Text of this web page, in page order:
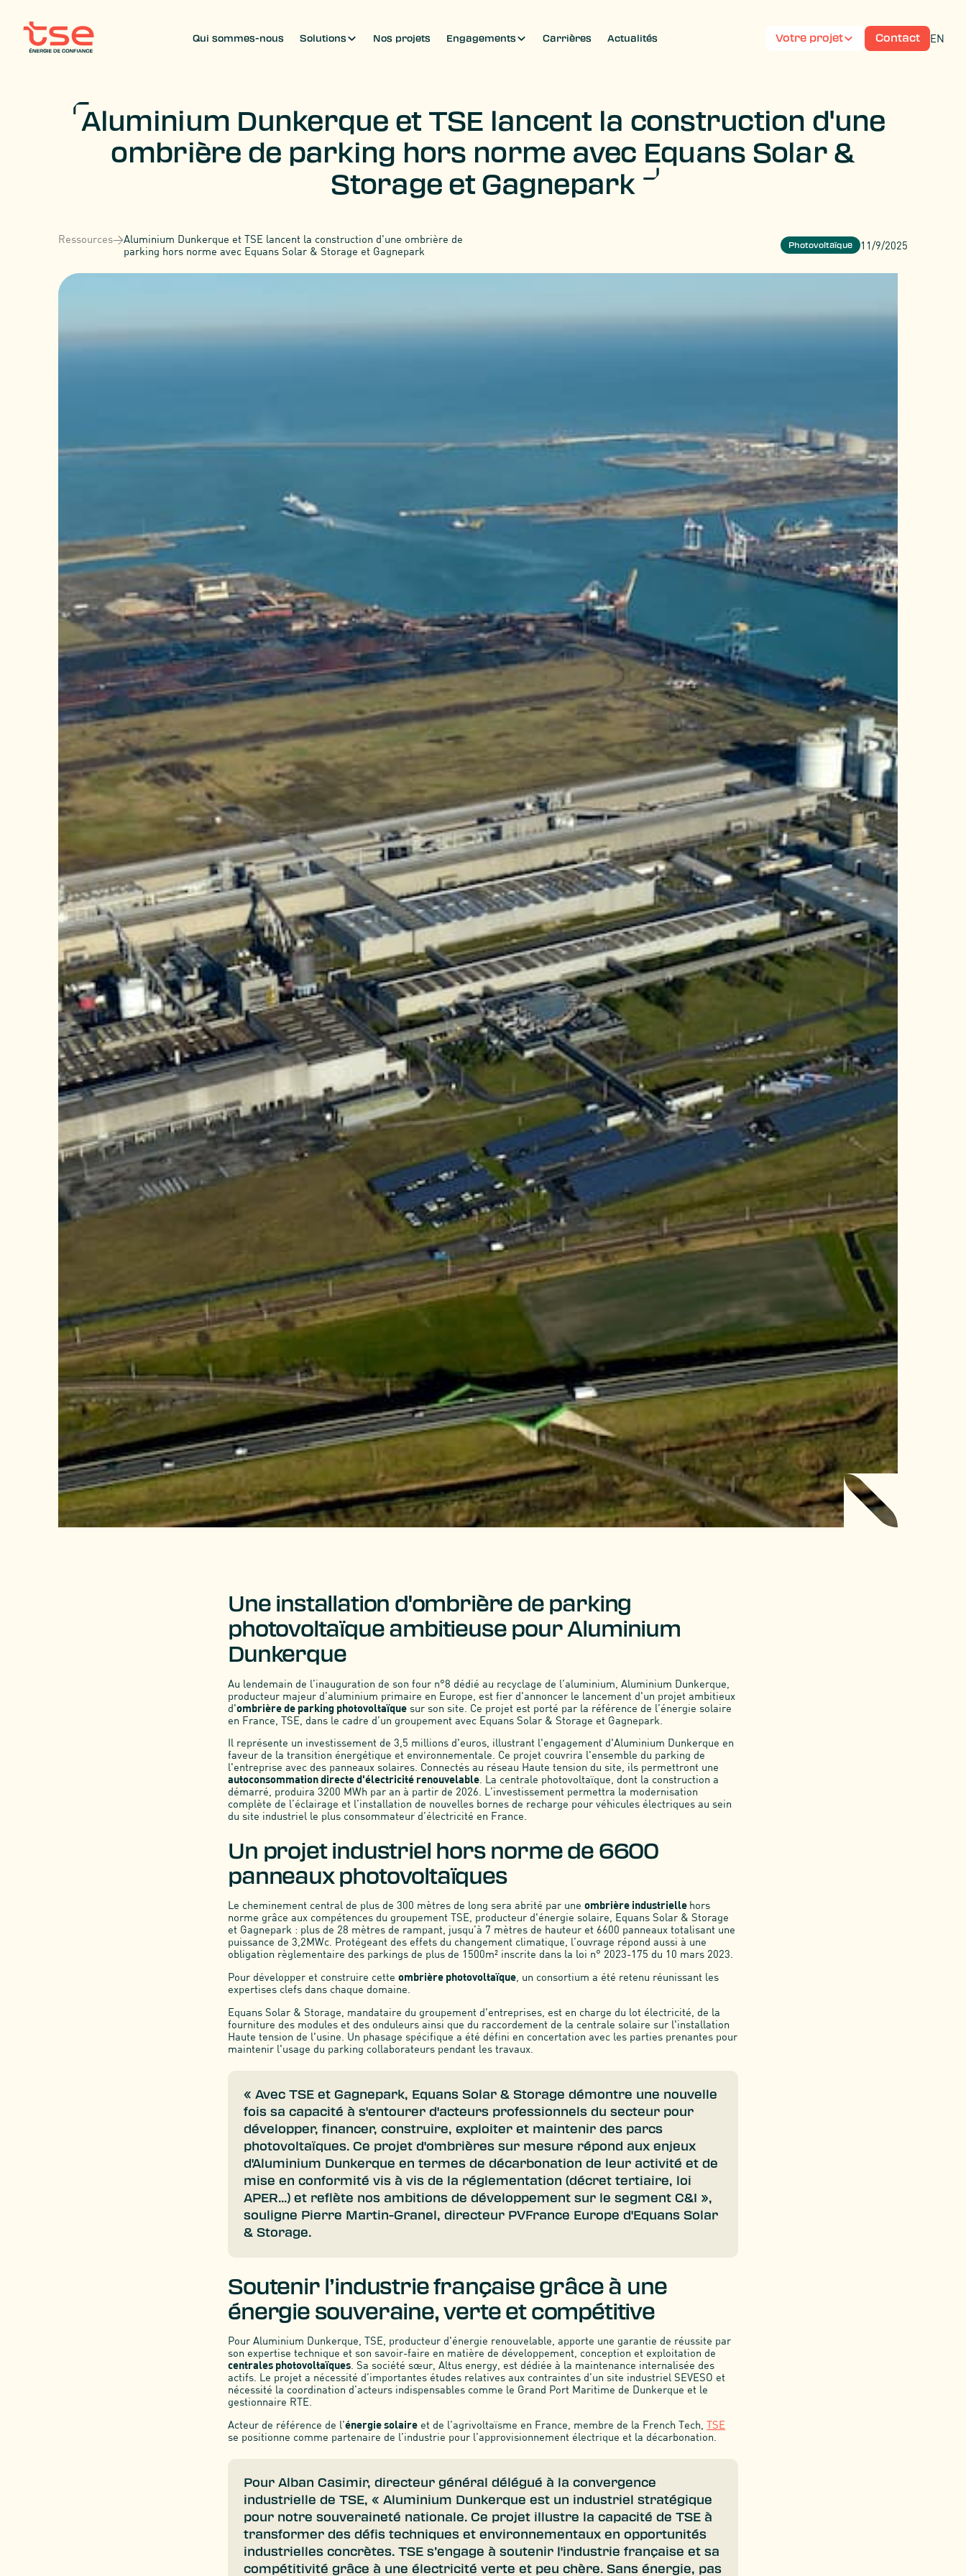
Qui sommes-nous Solutions Nos projets Engagements Carrières Actualités Votre projet Contact EN
Aluminium Dunkerque et TSE lancent la construction d'une
ombrière de parking hors norme avec Equans Solar &
Storage et Gagnepark
Ressources>Aluminium Dunkerque et TSE lancent la construction d'une ombrière de
parking hors norme avec Equans Solar & Storage et Gagnepark
Photovoltaïque 11/9/2025
Une installation d'ombrière de parking
photovoltaïque ambitieuse pour Aluminium
Dunkerque
Au lendemain de l’inauguration de son four n°8 dédié au recyclage de l’aluminium, Aluminium Dunkerque,
producteur majeur d’aluminium primaire en Europe, est fier d'annoncer le lancement d'un projet ambitieux
d'ombrière de parking photovoltaïque sur son site. Ce projet est porté par la référence de l’énergie solaire
en France, TSE, dans le cadre d’un groupement avec Equans Solar & Storage et Gagnepark.
Il représente un investissement de 3,5 millions d'euros, illustrant l'engagement d'Aluminium Dunkerque en
faveur de la transition énergétique et environnementale. Ce projet couvrira l'ensemble du parking de
l'entreprise avec des panneaux solaires. Connectés au réseau Haute tension du site, ils permettront une
autoconsommation directe d'électricité renouvelable . La centrale photovoltaïque, dont la construction a
démarré, produira 3200 MWh par an à partir de 2026. L’investissement permettra la modernisation
complète de l’éclairage et l’installation de nouvelles bornes de recharge pour véhicules électriques au sein
du site industriel le plus consommateur d’électricité en France.
Un projet industriel hors norme de 6600
panneaux photovoltaïques
Le cheminement central de plus de 300 mètres de long sera abrité par uneombrière industrielle hors
norme grâce aux compétences du groupement TSE, producteur d'énergie solaire, Equans Solar & Storage
et Gagnepark : plus de 28 mètres de rampant, jusqu’à 7 mètres de hauteur et 6600 panneaux totalisant une
puissance de 3,2MWc. Protégeant des effets du changement climatique, l’ouvrage répond aussi à une
obligation règlementaire des parkings de plus de 1500m² inscrite dans la loi n° 2023-175 du 10 mars 2023.
Pour développer et construire cetteombrière photovoltaïque , un consortium a été retenu réunissant les
expertises clefs dans chaque domaine.
Equans Solar & Storage, mandataire du groupement d'entreprises, est en charge du lot électricité, de la
fourniture des modules et des onduleurs ainsi que du raccordement de la centrale solaire sur l'installation
Haute tension de l'usine. Un phasage spécifique a été défini en concertation avec les parties prenantes pour
maintenir l'usage du parking collaborateurs pendant les travaux.
« Avec TSE et Gagnepark, Equans Solar & Storage démontre une nouvelle
fois sa capacité à s'entourer d'acteurs professionnels du secteur pour
développer, financer, construire, exploiter et maintenir des parcs
photovoltaïques. Ce projet d'ombrières sur mesure répond aux enjeux
d'Aluminium Dunkerque en termes de décarbonation de leur activité et de
mise en conformité vis à vis de la réglementation (décret tertiaire, loi
APER...) et reflète nos ambitions de développement sur le segment C&I »,
souligne Pierre Martin-Granel, directeur PVFrance Europe d'Equans Solar
& Storage.
Soutenir l’industrie française grâce à une
énergie souveraine, verte et compétitive
Pour Aluminium Dunkerque, TSE, producteur d'énergie renouvelable, apporte une garantie de réussite par
son expertise technique et son savoir-faire en matière de développement, conception et exploitation de
centrales photovoltaïques . Sa société sœur, Altus energy, est dédiée à la maintenance internalisée des
actifs. Le projet a nécessité d’importantes études relatives aux contraintes d’un site industriel SEVESO et
nécessité la coordination d’acteurs indispensables comme le Grand Port Maritime de Dunkerque et le
gestionnaire RTE.
Acteur de référence de l’énergie solaire et de l’agrivoltaïsme en France, membre de la French Tech,TSE
se positionne comme partenaire de l’industrie pour l’approvisionnement électrique et la décarbonation.
Pour Alban Casimir, directeur général délégué à la convergence
industrielle de TSE, « Aluminium Dunkerque est un industriel stratégique
pour notre souveraineté nationale. Ce projet illustre la capacité de TSE à
transformer des défis techniques et environnementaux en opportunités
industrielles concrètes. TSE s’engage à soutenir l'industrie française et sa
compétitivité grâce à une électricité verte et peu chère. Sans énergie, pas